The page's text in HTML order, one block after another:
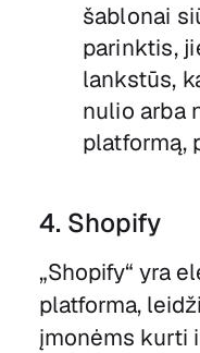
šablonai
parinktis,
lankstūs,
nulio arba
platformą,
4. Shopify
„Shopify“ yra
platforma,
įmonėms kurti